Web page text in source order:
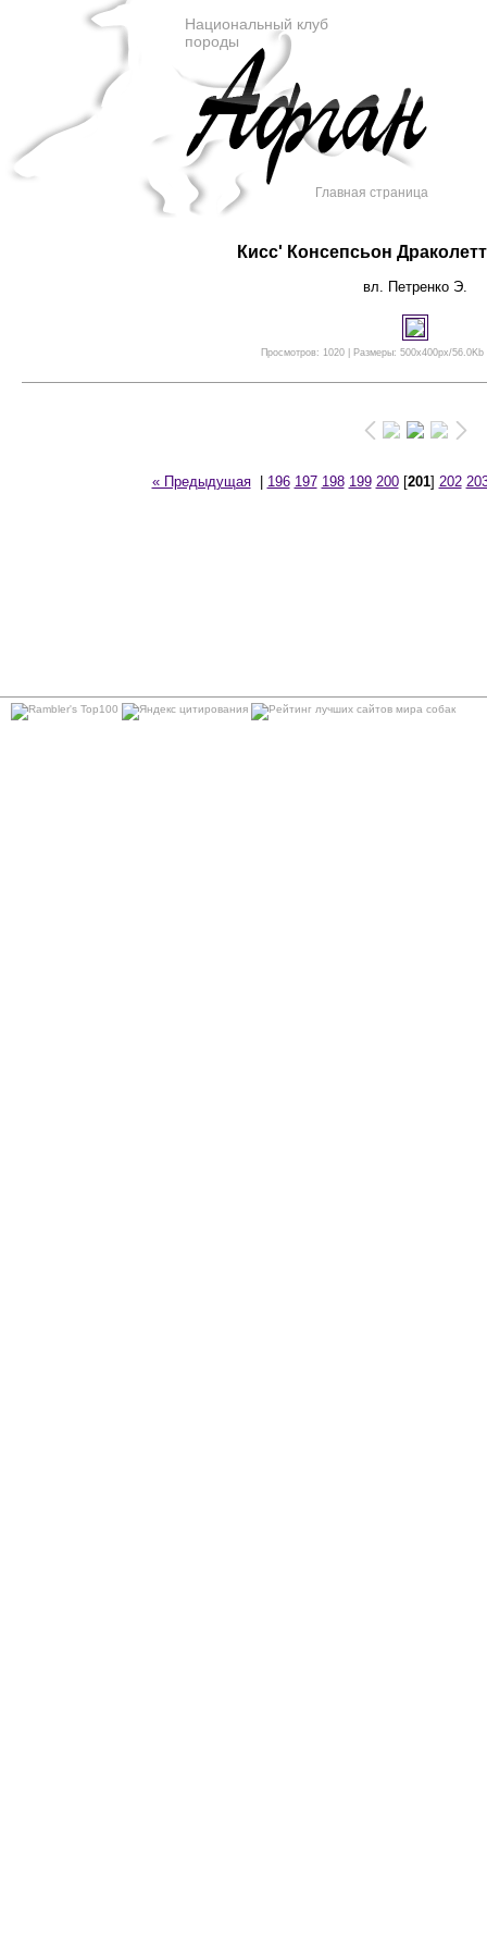
Национальный клуб
породы
Главная страница
Кисс' Консепсьон
вл. Петренко Э.
Просмотров: 1020 | Размеры: 500x400px/56.0Kb
« Предыдущая| 196 197 198 199 200[201] 202